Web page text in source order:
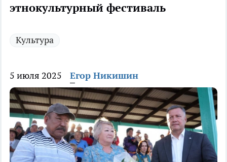
этнокультурный фестиваль
Культура
5 июля 2025 Егор Никишин